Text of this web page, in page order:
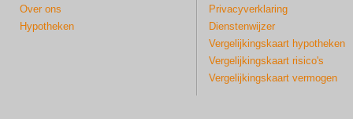
Over ons
Hypotheken
Privacyverklaring
Dienstenwijzer
Vergelijkingskaart hypotheken
Vergelijkingskaart risico's
Vergelijkingskaart vermogen